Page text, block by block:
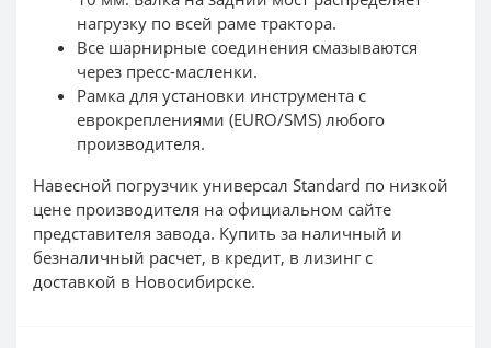
нагрузку по всей раме трактора.
Все шарнирные соединения смазываются
через пресс-масленки.
Рамка для установки инструмента с
еврокреплениями (EURO/SMS) любого
производителя.
Навесной погрузчик универсал Standard по низкой
цене производителя на официальном сайте
представителя завода. Купить за наличный и
безналичный расчет, в кредит, в лизинг с
доставкой в Новосибирске.